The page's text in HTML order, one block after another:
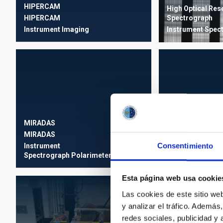
Consentimiento
Esta página web usa
Las cookies de este sitio
y analizar el tráfico.
redes sociales, publicidad y
HIPERCAM
HIPERCAM
Instrument Imaging
High Optical
Spectrograph
Instrument
MIRADAS
MIRADAS
Instrument
Spectrograph Polarimeter
NAHUAL
NAHUAL